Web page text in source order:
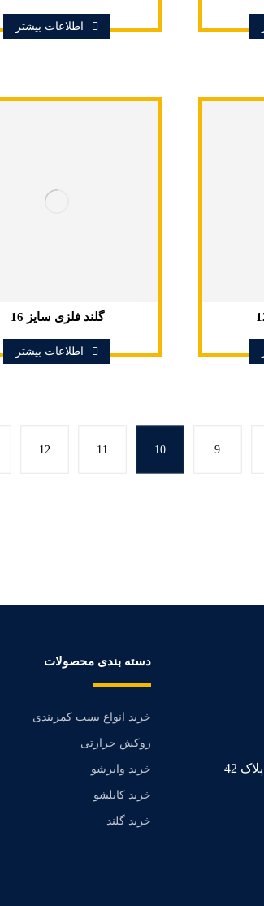
اطلاعات بیشتر
گلند فلزی سایز 16
اطلاعات بیشتر
9
10
11
12
دسته بندی محصولات
خرید انواع بست کمربندی
روکش حرارتی
خرید وایرشو
خرید کابلشو
خرید گلند